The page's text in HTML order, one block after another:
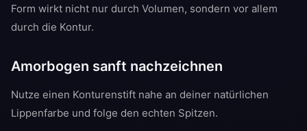
Form wirkt nicht nur durch Volumen, sondern vor allem
durch die Kontur.
Amorbogen sanft nachzeichnen
Nutze einen Konturenstift nahe an deiner natürlichen
Lippenfarbe und folge den echten Spitzen.